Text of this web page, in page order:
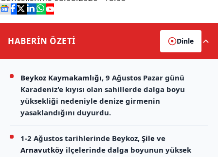
HABERİN ÖZETİ Dinle
Beykoz Kaymakamlığı, 9 Ağustos Pazar günü
Karadeniz'e kıyısı olan sahillerde dalga boyu
yüksekliği nedeniyle denize girmenin
yasaklandığını duyurdu.
1-2 Ağustos tarihlerinde Beykoz, Şile ve
Arnavutköy ilçelerinde dalga boyunun yüksek